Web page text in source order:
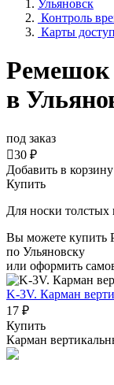
Ульяновск
Контроль
Карты
Ремешок
в
под заказ
30 ₽
Добавить в корзину
Купить
Для носки
Вы можете купить
по Ульяновску
или оформить
K-3V. Карман
17 ₽
Купить
Карман